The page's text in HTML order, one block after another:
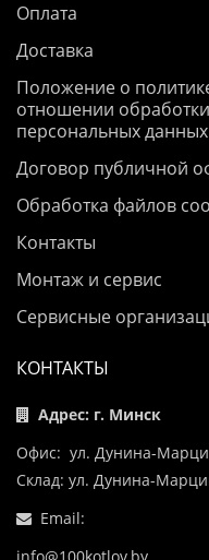
Оплата
Доставка
Положение о
отношении обработки
персональных данных
Договор публичной
Обработка файлов
Контакты
Монтаж и сервис
Сервисные
КОНТАКТЫ
Адрес: г. Минск
Офис: ул. Дунина-
Склад: ул. Дунина-
Email: